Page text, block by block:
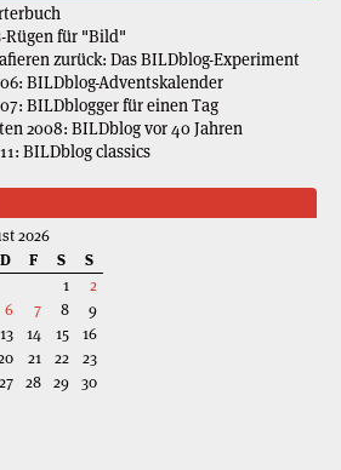
Rügen für "Bild"
zurück: Das BILDblog-Experiment
BILDblog-Adventskalender
BILDblogger für einen Tag
2008: BILDblog vor 40 Jahren
BILDblog classics
2026
D F S
S
1
2
6 7 8
9
13 14 15
16
21 22
23
27 28 29 30